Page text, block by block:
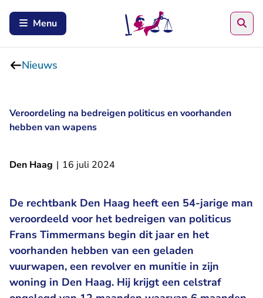
Menu
Nieuws
Veroordeling na bedreigen politicus en voorhanden
hebben van wapens
Den Haag | 16 juli 2024
De rechtbank Den Haag heeft een 54-jarige man
veroordeeld voor het bedreigen van politicus
Frans Timmermans begin dit jaar en het
voorhanden hebben van een geladen
vuurwapen, een revolver en munitie in zijn
woning in Den Haag. Hij krijgt een celstraf